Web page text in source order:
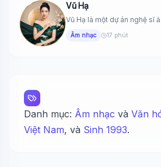
Vũ Hạ
Vũ Hạ là một dự án nghệ sĩ
Âm nhạc 17 phút
Danh mục: Âm nhạc và Văn
Việt Nam, và Sinh 1993.